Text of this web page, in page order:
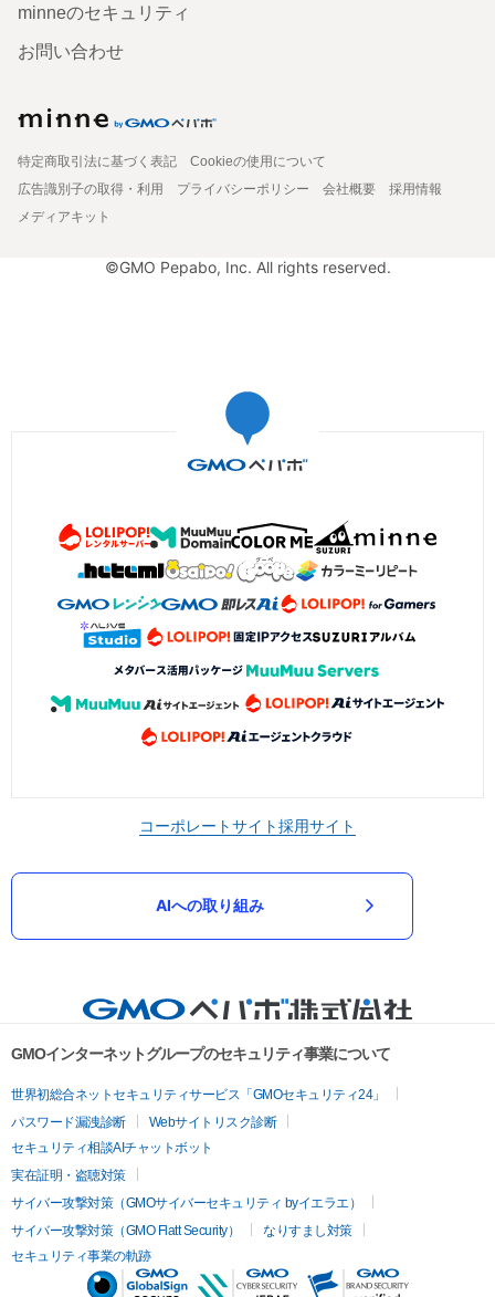
minneのセキュリティ
お問い合わせ
特定商取引法に基づく表記
Cookieの使用について
広告識別子の取得・利用
プライバシーポリシー 会社概要
採用情報
メディアキット
©GMO Pepabo, Inc. All rights reserved.
コーポレートサイト採用サイト
AIへの取り組み
GMOインターネットグループのセキュリティ事業について
世界初総合ネットセキュリティサービス「GMOセキュリティ24」
パスワード漏洩診断
Webサイトリスク診断
セキュリティ相談AIチャットボット
実在証明・盗聴対策
サイバー攻撃対策（GMOサイバーセキュリティ byイエラエ）
サイバー攻撃対策（GMO Flatt Security）
なりすまし対策
セキュリティ事業の軌跡